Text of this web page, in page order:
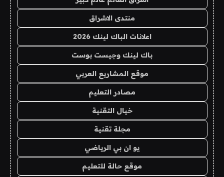
منتدى الاشراق
اعلانات الباك لينك 2026
باك لينك وجيست بوست
موقع المشاريع العربي
مصادر التعليم
خيال التقنية
مجلة تقنية
يو ان بي الرياضي
موقع حالة للتعليم